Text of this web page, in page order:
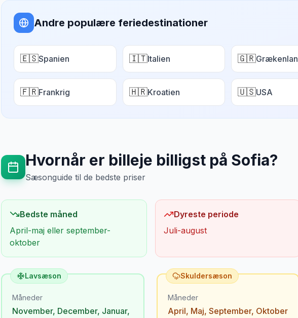
Andre populære feriedestinationer
🇪🇸Spanien 🇮🇹Italien 🇬🇷
🇫🇷Frankrig 🇭🇷Kroatien 🇺🇸USA
Hvornår er billeje billigst på Sofia?
Sæsonguide til de bedste priser
Bedste måned
April-maj eller september-
oktober
Dyreste periode
Juli-august
Lavsæson
Måneder
November, December, Januar,
Skuldersæson
Måneder
April, Maj, September, Oktober